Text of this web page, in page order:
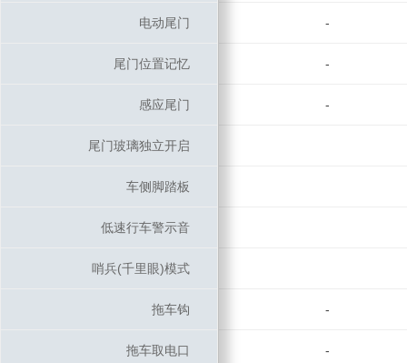
电动尾门 -
尾门位置记忆 -
感应尾门 -
尾门玻璃独立开启
车侧脚踏板
低速行车警示音
哨兵(千里眼)模式
拖车钩 -
拖车取电口 -
电动尾门
尾门位置记忆
感应尾门
尾门玻璃独立开启
车侧脚踏板
低速行车警示音
哨兵(千里眼)模式
拖车钩
拖车取电口